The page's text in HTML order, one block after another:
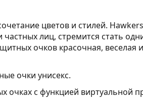
цветов и стилей.
лиц, стремится стать
очков красочная, веселая и
очки унисекс.
очках с функцией виртуальной